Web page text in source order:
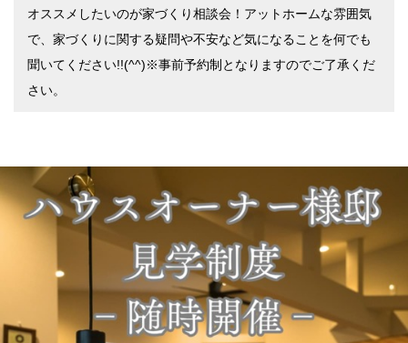
オススメしたいのが家づくり相談会！アットホームな雰囲気
で、家づくりに関する疑問や不安など気になることを何でも
聞いてください!!(^^)※事前予約制となりますのでご了承くだ
さい。